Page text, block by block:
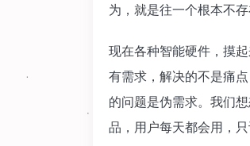
为，就是往一个根本不
现在各种智能硬件，摸
有需求，解决的不是痛
的问题是伪需求。我们
品，用户每天都会用，